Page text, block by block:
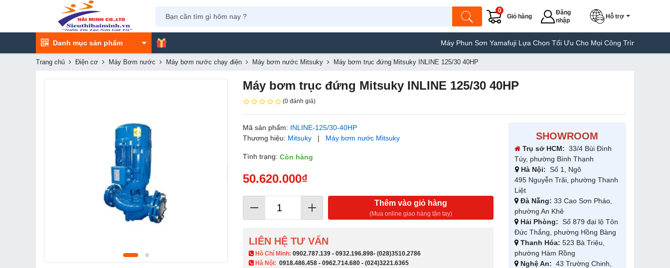
Giỏ hàng
0
Đăng
nhập
Hỗ trợ
Danh mục sản phẩm Máy Phun Sơn Yamafuji Lựa Chọn Tối Ưu Cho Mọi Công Trình Máy Hàn Túi
Trang chủ Điện cơ Máy Bơm nước Máy bơm nước chạy điện Máy bơm nước Mitsuky Máy bơm trục đứng Mitsuky INLINE 125/30 40HP
Máy bơm trục đứng Mitsuky INLINE 125/30 40HP
(0 đánh giá)
Mã sản phẩm: INLINE-125/30-40HP
Thương hiệu: Mitsuky | Máy bơm nước Mitsuky
Tình trạng:Còn hàng
50.620.000₫
Thêm vào giỏ hàng
(Mua online giao hàng tận tay)
LIÊN HỆ TƯ VẤN
​ Hồ Chí Minh:0902.787.139 -0932.196.898-(028)3510.2786
Hà Nội:0918.486.458 -0962.714.680 -(024)3221.6365
SHOWROOM
Trụ sở HCM: 33/4 Bùi Đình
Túy, phường Bình Thạnh
Hà Nội: Số 1, Ngõ
495 Nguyễn Trãi, phường Thanh
Liệt
Đà Nẵng: 33 Cao Sơn Pháo,
phường An Khê
Hải Phòng: Số 879 đại lộ Tôn
Đức Thắng, phường Hồng Bàng
Thanh Hóa: 523 Bà Triệu,
phường Hàm Rồng
Nghệ An: 43 Trường Chinh,